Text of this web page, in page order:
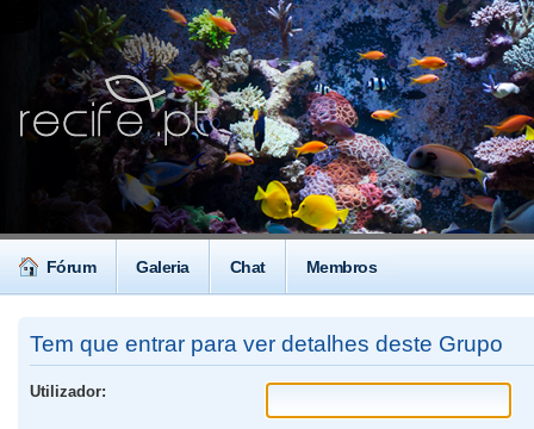
Fórum Galeria Chat Membros
Tem que entrar para ver detalhes deste Grupo
Utilizador: